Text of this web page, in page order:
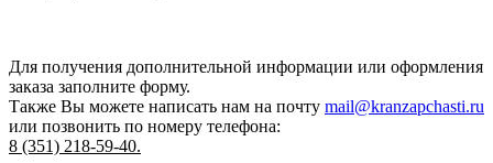
Для получения дополнительной информации или оформления
заказа заполните форму.
Также Вы можете написать нам на почту mail@kranzapchasti.ru
или позвонить по номеру телефона:
8 (351) 218-59-40.